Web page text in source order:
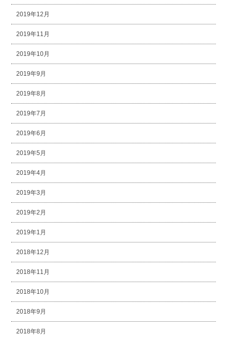
2019年12月
2019年11月
2019年10月
2019年9月
2019年8月
2019年7月
2019年6月
2019年5月
2019年4月
2019年3月
2019年2月
2019年1月
2018年12月
2018年11月
2018年10月
2018年9月
2018年8月